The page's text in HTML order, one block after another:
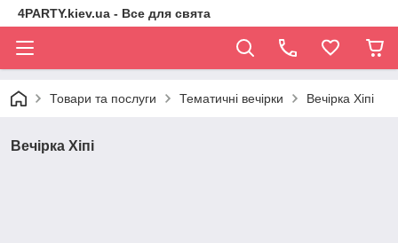
4PARTY.kiev.ua - Все для свята
Товари та послуги Тематичні вечірки Вечірка Хіпі
Вечірка Хіпі